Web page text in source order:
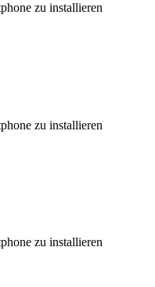
zu installieren
zu installieren
zu installieren